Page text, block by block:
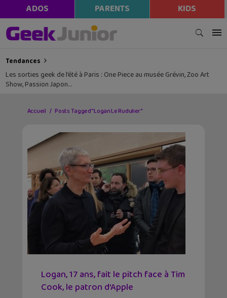
ADOS PARENTS KIDS
Tendances
Les sorties geek de l’été à Paris : One Piece au musée Grévin, Zoo Art
Show, Passion Japon…
Accueil Posts Tagged "Logan Le Rudulier"
Logan, 17 ans, fait le pitch face à Tim
Cook, le patron d’Apple